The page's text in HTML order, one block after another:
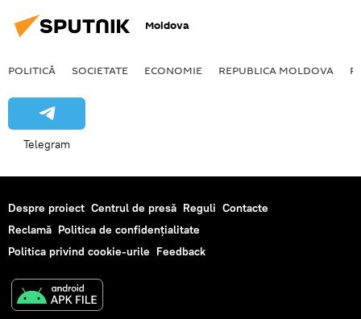
Moldova
POLITICĂ SOCIETATE ECONOMIE REPUBLICA MOLDOVA
Telegram
Despre proiect Centrul de presă Reguli Contacte
Reclamă Politica de confidențialitate
Politica privind cookie-urile Feedback